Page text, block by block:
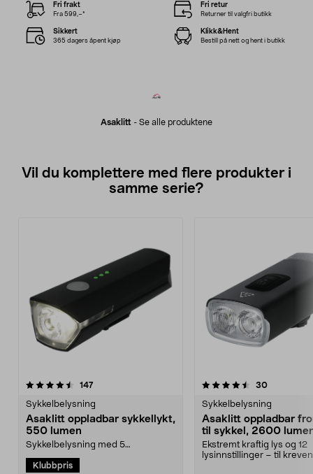
Asaklitt - Se alle produktene
Fri frakt
Fra 599,–*
Fri retur
Returner til valgfri butikk
Sikkert
365 dagers åpent kjøp
Klikk&Hent
Bestill på nett og hent i butikk
Vil du komplettere med flere produkter i
samme serie?
147anmeldelser
Sykkelbelysning
Asaklitt oppladbar sykkellykt,
550 lumen
Sykkelbelysning med 5
tryggere og mer synlig i tra...
Klubbpris
4.5av 5 stjerner 30
Sykkelbelysning
Asaklitt oppladbar
til sykkel, 2600
Ekstremt kraftig lys og 12
lysinnstillinger – til
4.5av 5 stjerner